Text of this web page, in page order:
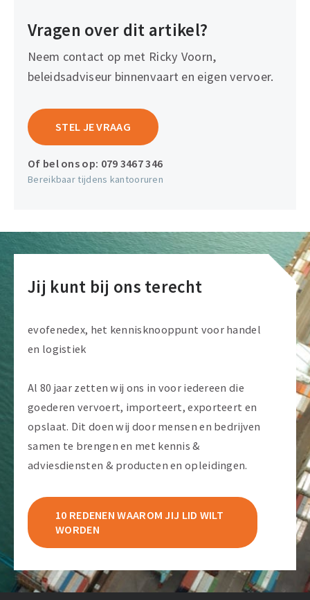
Vragen over dit artikel?
Neem contact op met Ricky Voorn,
beleidsadviseur binnenvaart en eigen vervoer.
STEL JE VRAAG
Of bel ons op: 079 3467 346
Bereikbaar tijdens kantooruren
Jij kunt bij ons terecht
evofenedex, het kennisknooppunt voor handel
en logistiek
Al 80 jaar zetten wij ons in voor iedereen die
goederen vervoert, importeert, exporteert en
opslaat. Dit doen wij door mensen en bedrijven
samen te brengen en met kennis &
adviesdiensten & producten en opleidingen.
10 REDENEN WAAROM JIJ LID WILT
WORDEN